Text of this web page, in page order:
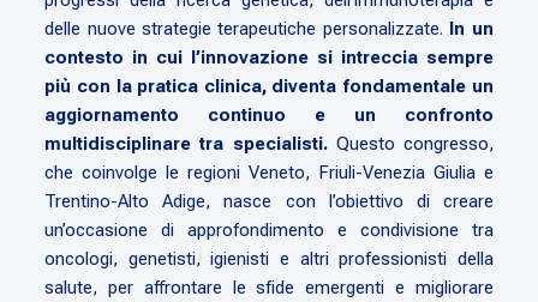
delle nuove strategie terapeutiche personalizzate.
In un
contesto in cui l’innovazione si intreccia sempre
più con la pratica clinica, diventa fondamentale un
aggiornamento continuo e un confronto
multidisciplinare tra specialisti. Questo congresso,
che coinvolge le regioni Veneto, Friuli-Venezia Giulia e
Trentino-Alto Adige, nasce con l’obiettivo di creare
un’occasione di approfondimento e condivisione tra
oncologi, genetisti, igienisti e altri professionisti della
salute, per affrontare le sfide emergenti e migliorare